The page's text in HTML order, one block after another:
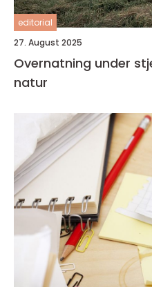
editorial
27. August 2025
Overnatning under
natur